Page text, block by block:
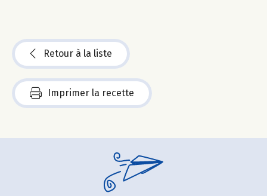
Retour à la liste
Imprimer la recette